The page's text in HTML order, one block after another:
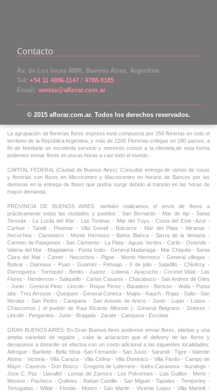
Contacto
Av. de Los Incas 4800, Buenos Aires, Argentina
Tel: +54 11 4896-1147 / 4788-9185
Email: ventas@aflorar.com.ar
© 2015 aflorar.com.ar. Todos los derechos reservados.
La agrupación de florerías flores express está compuesta por 250 florerías en todo el
territorio de la República Argentina, y más de 2200 Florerias colegas en 180 países, a
fin de brindarle un excelente servicio y menores costos a la clientela,de esta forma
podemos enviar flores en pocas horas a casi todo el mundo .
CAPITAL FEDERAL (Ciudad de Buenos Aires): Consultar entrega de ramos de rosas
y florerias con flores en Microcentro y Macrocentro en horario de Bancos por las
demoras en la entrega de flores que podria surgir debido al transito en las horas de
mayor demanda.
PROVINCIA DE BUENOS AIRES: también realizamos el envio de flores a
prácticamente todas las ciudades y pueblos : San Bernardo - Mar de Ajo - Santa
Teresita - La Lucila del Mar - Las Toninas - Mar del Tuyu - Costa del Este -Azul -
Carhue - Tandil - Pinamar - Villa Gesell - Balcarce - Mar del Plata - Miramar -
Necochea - Claromeco - Monte Hermoso - Bahía Blanca - Sierra de la Ventana -
Carmen de Patagones - San Clemente - La Plata - Aguas Verdes - Carilo - Ostende -
Valeria del Mar - Magdalena - Punta Indio - General Madariaga - Mar Chiquita - Santa
Clara del Mar - Camet - Necochea - Pigue - Monte Hermoso - General villegas -
Bolivar - Daireaux - Puan - Guamini - Pehuajo - 9 de julio - Saladillo - Chivilcoy -
Darregueira - Tornquist - Benito - Juarez - Loberia - Ayacucho - Coronel Vidal - Las
Flores - Henderson - Saliquello - Carlos Casares - Chacabuco - San Andres de Giles
- Junin - General Pinto - Lincoln - Roque Perez - Baradero - Berisso - Vedia - Punta
alta - Tres Arroyos - Quequen - General Conesa - Maipu - Rauch - Rojas - Salto - San
Nicolas - San Pedro - Campana - San Antonio de Areco - Junin - Lujan - Lobos -
Chascomus ( el pueblo de Raul Ricardo Alfonsin )- General Belgrano - Dolores -
Lincoln - Pergamino - Junin - Bragado - Zarate - Campana - Escobar
GRAN BUENOS AIRES: En Gran Buenos Aires podemos enviar flores, plantas y una
amplia variedad de regalos , cabe la aclaracion que el delivery de las flores y
desayunos a domicilio se efectua con un costo adicional a las siguientes localidades:
Adrogue - Banfield - Bella Vista -San Fernando - San Justo - Sarandi - Tigre - Valentin
Alsina - Victoria - Villa Caraza - Villa Celina - Villa Dominico - Villa Fiorito - Campo de
Mayo - Caseros - Don Bosco - Gregorio de Laferrere - Isidro Casanova - Ituzaingo -
Jose C. Paz - Llavallol - Lomas de Zamora - Los Polvorines - Luis Guillon - Merlo -
Moreno - Pacheco - Quilmes - Rafael Castillo - San Miguel - Tapiales - Temperley -
Tortuguitas - Wilde - Florida - Munro - San Martin - Vicente Lopez - Villa Martelli -